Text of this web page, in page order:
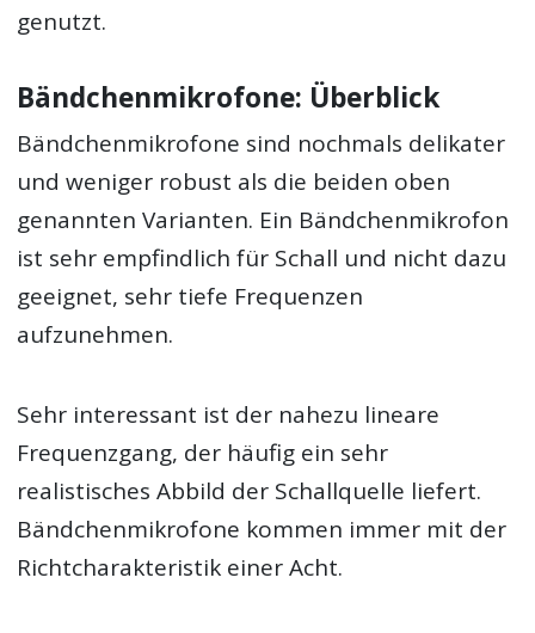
genutzt.
Bändchenmikrofone: Überblick
Bändchenmikrofone sind nochmals delikater
und weniger robust als die beiden oben
genannten Varianten. Ein Bändchenmikrofon
ist sehr empfindlich für Schall und nicht dazu
geeignet, sehr tiefe Frequenzen
aufzunehmen.
Sehr interessant ist der nahezu lineare
Frequenzgang, der häufig ein sehr
realistisches Abbild der Schallquelle liefert.
Bändchenmikrofone kommen immer mit der
Richtcharakteristik einer Acht.